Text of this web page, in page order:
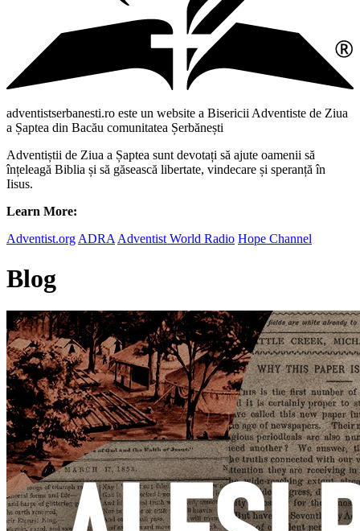
adventistserbanesti.ro este un website a Bisericii Adventiste de Ziua
a Șaptea din Bacău comunitatea Șerbănești
Adventiștii de Ziua a Șaptea sunt devotați să ajute oamenii să
înțeleagă Biblia și să găsească libertate, vindecare și speranță în
Iisus.
Learn More:
Adventist.org ADRA Adventist World Radio Hope Channel
Blog